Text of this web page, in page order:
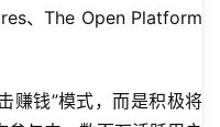
、The Open Platform
赚钱”模式，而是积极将